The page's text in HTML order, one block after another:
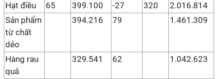
Hạt điều 65 399.100 -27 320
2.016.814
Sản phẩm
từ chất
dẻo
394.216 79 1.461.309
Hàng rau
quả
329.541 62 1.042.623